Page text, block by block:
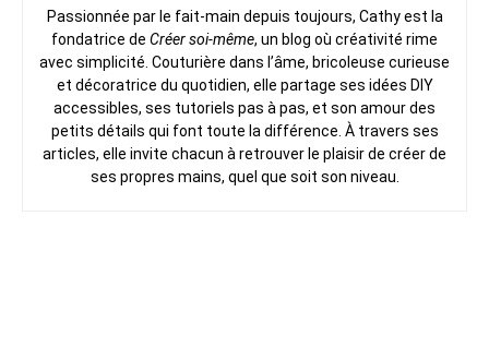
Passionnée par le fait-main depuis toujours, Cathy est la
fondatrice de Créer soi-même, un blog où créativité rime
avec simplicité. Couturière dans l’âme, bricoleuse curieuse
et décoratrice du quotidien, elle partage ses idées DIY
accessibles, ses tutoriels pas à pas, et son amour des
petits détails qui font toute la différence. À travers ses
articles, elle invite chacun à retrouver le plaisir de créer de
ses propres mains, quel que soit son niveau.